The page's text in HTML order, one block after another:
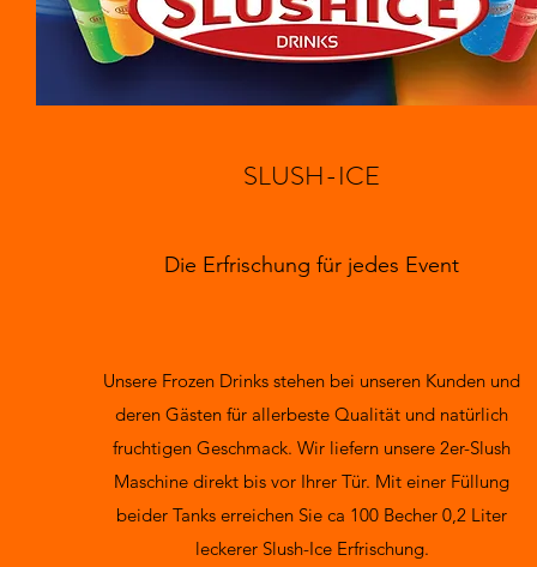
SLUSH-ICE
Die Erfrischung für jedes Event
Unsere Frozen Drinks stehen bei unseren Kunden und
deren Gästen für allerbeste Qualität und natürlich
fruchtigen Geschmack. Wir liefern unsere 2er-Slush
Maschine direkt bis vor Ihrer Tür. Mit einer Füllung
beider Tanks erreichen Sie ca 100 Becher 0,2 Liter
leckerer Slush-Ice Erfrischung.